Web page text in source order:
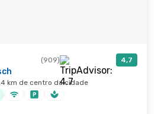
(909) 4,7
km de centro da cidade